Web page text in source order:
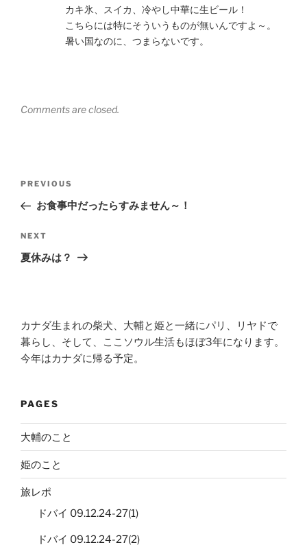
カキ氷、スイカ、冷やし中華に生ビール！
こちらには特にそういうものが無いんですよ～。
暑い国なのに、つまらないです。
Comments are closed.
Previous
Post
PREVIOUS
お食事中だったらすみません～！
Next
Post
NEXT
夏休みは？
カナダ生まれの柴犬、大輔と姫と一緒にパリ、リヤドで
暮らし、そして、ここソウル生活もほぼ3年になります。
今年はカナダに帰る予定。
PAGES
大輔のこと
姫のこと
旅レポ
ドバイ 09.12.24-27(1)
ドバイ 09.12.24-27(2)